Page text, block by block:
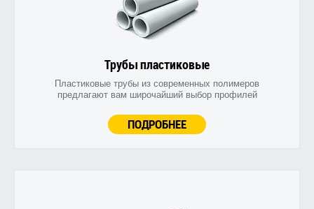
Трубы пластиковые
Пластиковые трубы из современных полимеров
предлагают вам широчайший выбор профилей
ПОДРОБНЕЕ